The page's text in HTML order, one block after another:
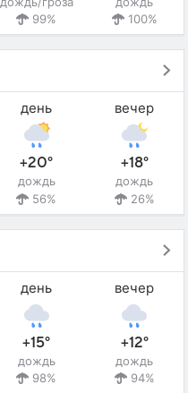
99%
100%
день
+20°
дождь
56%
вечер
+18°
дождь
26%
день
+15°
дождь
98%
вечер
+12°
дождь
94%